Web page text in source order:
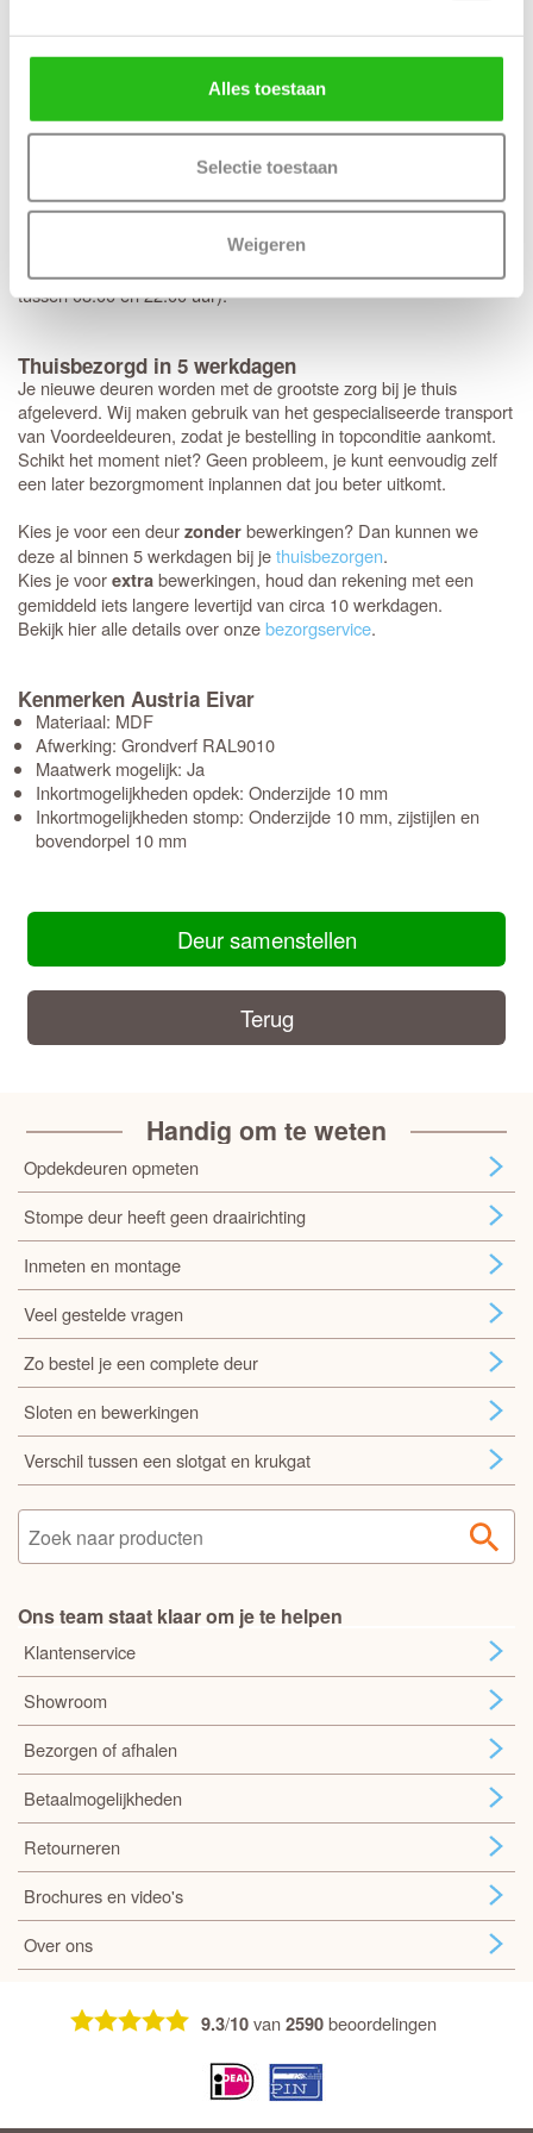
Alles toestaan
Selectie toestaan
Weigeren
op de gewenste maat wordt geproduceerd. Houd bij deze op
maat gemaakte deuren rekening met een levertijd van 6
Hulp nodig bij je keuze?
Wij geloven in persoonlijk advies; daarom chat je bij ons altijd met
een mens en nooit met een bot.Lees hier meer over onze live
staat voor je klaar. Stel je vraag direct via de
chatfunctieen krijg meteen antwoord van een expert (dagelijks
tussen 08:00 en 22:00 uur).
Thuisbezorgd in 5 werkdagen
Je nieuwe deuren worden met de grootste zorg bij je thuis
afgeleverd. Wij maken gebruik van het gespecialiseerde transport
van Voordeeldeuren, zodat je bestelling in topconditie aankomt.
Schikt het moment niet? Geen probleem, je kunt eenvoudig zelf
een later bezorgmoment inplannen dat jou beter uitkomt.
Kies je voor een deurzonderbewerkingen? Dan kunnen we
deze al binnen 5 werkdagen bij jethuisbezorgen.
Kies je voorextrabewerkingen, houd dan rekening met een
gemiddeld iets langere levertijd van circa 10 werkdagen.
Bekijk hier alle details over onzebezorgservice.
Kenmerken Austria Eivar
Materiaal: MDF
Afwerking: Grondverf RAL9010
Maatwerk mogelijk: Ja
Inkortmogelijkheden opdek: Onderzijde 10 mm
Inkortmogelijkheden stomp: Onderzijde 10 mm, zijstijlen en
bovendorpel 10 mm
Deur samenstellen
Terug
Handig om te weten
Opdekdeuren opmeten
Stompe deur heeft geen draairichting
Inmeten en montage
Veel gestelde vragen
Zo bestel je een complete deur
Sloten en bewerkingen
Verschil tussen een slotgat en krukgat
Ons team staat klaar om je te helpen
Klantenservice
Showroom
Bezorgen of afhalen
Betaalmogelijkheden
Retourneren
Brochures en video's
Over ons
9.3/10van2590beoordelingen